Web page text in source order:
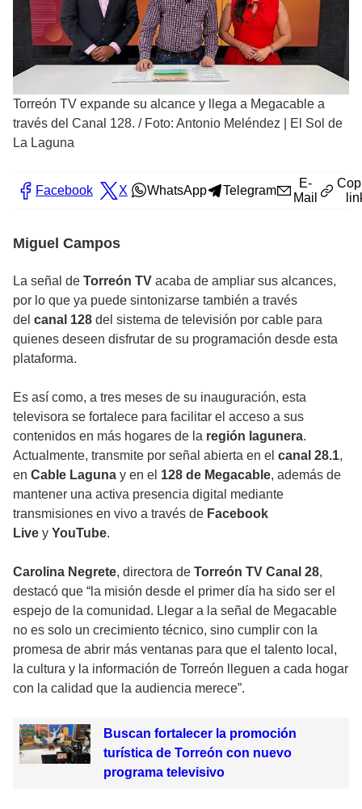
Torreón TV expande su alcance y llega a Megacable a
través del Canal 128. / Foto: Antonio Meléndez | El Sol de
La Laguna
Facebook X WhatsApp Telegram
E-
Mail
Miguel Campos
La señal de Torreón TV acaba de ampliar sus alcances,
por lo que ya puede sintonizarse también a través
del canal 128 del sistema de televisión por cable para
quienes deseen disfrutar de su programación desde esta
plataforma.
Es así como, a tres meses de su inauguración, esta
televisora se fortalece para facilitar el acceso a sus
contenidos en más hogares de la región lagunera.
Actualmente, transmite por señal abierta en el canal 28.1,
en Cable Laguna y en el 128 de Megacable, además de
mantener una activa presencia digital mediante
transmisiones en vivo a través de Facebook
Live y YouTube.
Carolina Negrete, directora de Torreón TV Canal 28,
destacó que “la misión desde el primer día ha sido ser el
espejo de la comunidad. Llegar a la señal de Megacable
no es solo un crecimiento técnico, sino cumplir con la
promesa de abrir más ventanas para que el talento local,
la cultura y la información de Torreón lleguen a cada hogar
con la calidad que la audiencia merece”.
Buscan fortalecer la promoción
turística de Torreón con nuevo
programa televisivo